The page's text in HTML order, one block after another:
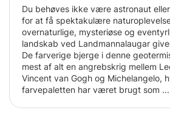
Du behøves ikke være astronaut
for at få spektakulære
overnaturlige, mysteriøse og
landskab ved Landmannalaugar
De farverige bjerge i denne
mest af alt en angrebskrig mellem
Vincent van Gogh og Michelangelo,
farvepaletten har været brugt som ...